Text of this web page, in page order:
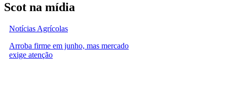
Scot na mídia
Notícias Agrícolas
Arroba firme em junho, mas mercado
exige atenção